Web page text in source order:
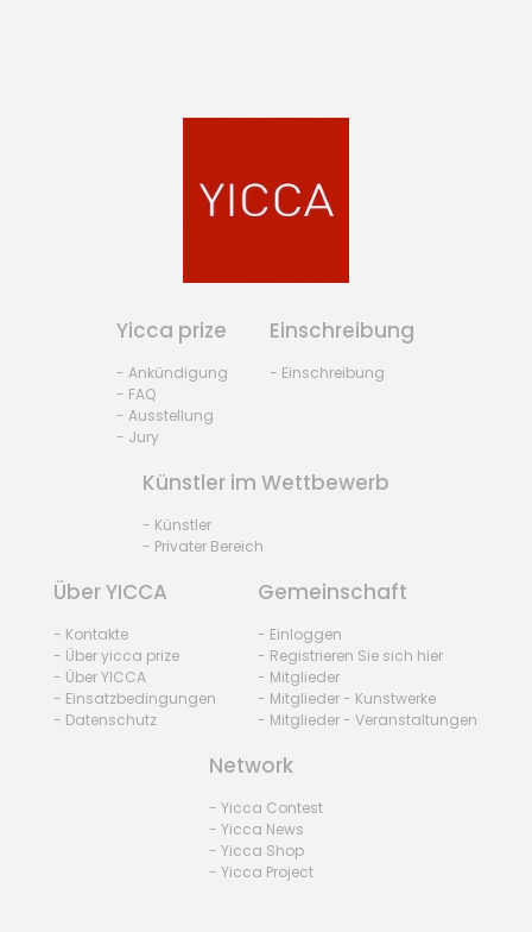
Yicca prize
- Ankündigung
- FAQ
- Ausstellung
- Jury
Einschreibung
- Einschreibung
Künstler im Wettbewerb
- Künstler
- Privater Bereich
Über YICCA
- Kontakte
- Über yicca prize
- Über YICCA
- Einsatzbedingungen
- Datenschutz
Gemeinschaft
- Einloggen
- Registrieren Sie sich hier
- Mitglieder
- Mitglieder - Kunstwerke
- Mitglieder - Veranstaltungen
Network
- Yicca Contest
- Yicca News
- Yicca Shop
- Yicca Project